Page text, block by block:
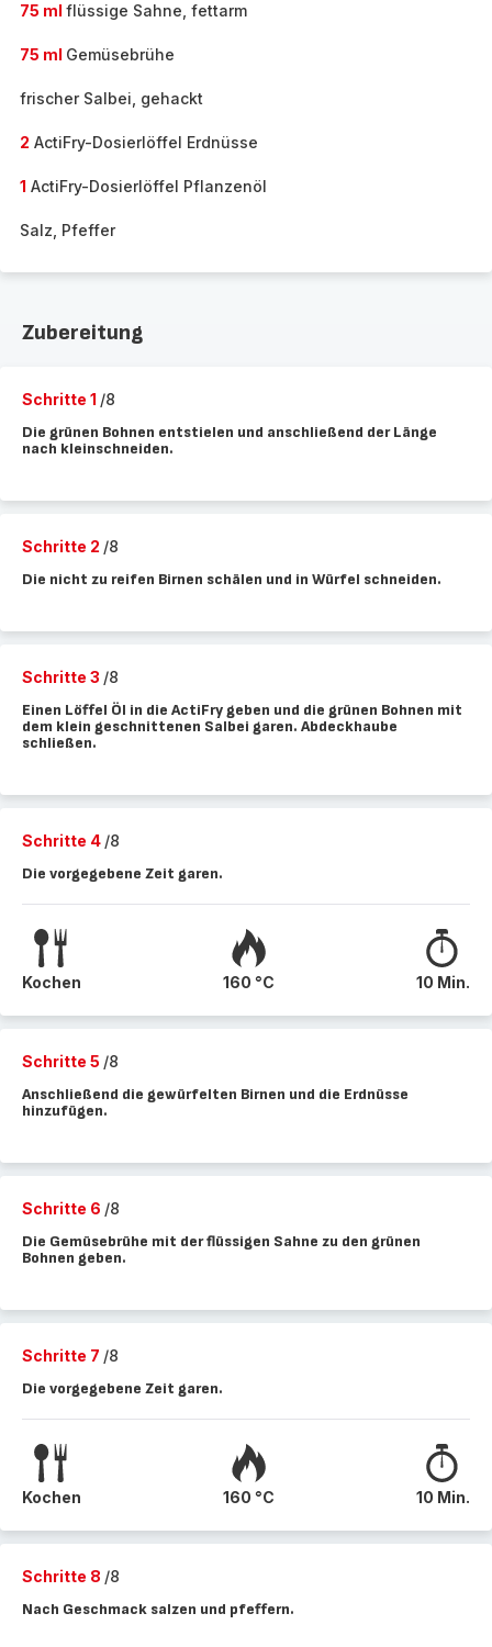
75 ml flüssige Sahne, fettarm
75 ml Gemüsebrühe
frischer Salbei, gehackt
2 ActiFry-Dosierlöffel Erdnüsse
1 ActiFry-Dosierlöffel Pflanzenöl
Salz, Pfeffer
Zubereitung
Schritte 1 /8
Die grünen Bohnen entstielen und anschließend der Länge
nach kleinschneiden.
Schritte 2 /8
Die nicht zu reifen Birnen schälen und in Würfel schneiden.
Schritte 3 /8
Einen Löffel Öl in die ActiFry geben und die grünen Bohnen mit
dem klein geschnittenen Salbei garen. Abdeckhaube
schließen.
Schritte 4 /8
Die vorgegebene Zeit garen.
Kochen 160 °C 10 Min.
Schritte 5 /8
Anschließend die gewürfelten Birnen und die Erdnüsse
hinzufügen.
Schritte 6 /8
Die Gemüsebrühe mit der flüssigen Sahne zu den grünen
Bohnen geben.
Schritte 7 /8
Die vorgegebene Zeit garen.
Kochen 160 °C 10 Min.
Schritte 8 /8
Nach Geschmack salzen und pfeffern.